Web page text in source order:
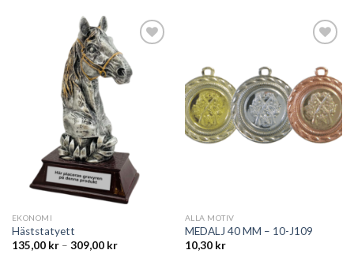
wishlist
EKONOMI
Häststatyett
135,00 kr– 309,00 kr
wishlist
ALLA MOTIV
MEDALJ 40 MM – 10-J109
10,30 kr